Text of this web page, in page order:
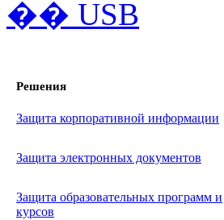
Решения
Защита корпоративной информации
Защита электронных документов
Защита образовательных программ и
курсов